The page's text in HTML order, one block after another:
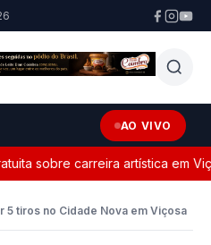
AO VIVO
sobre carreira artística em
5 tiros no Cidade Nova em Viçosa